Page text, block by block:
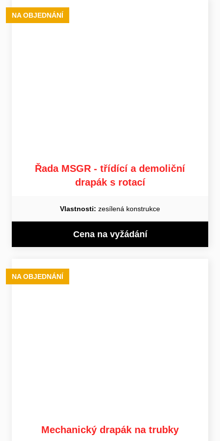
NA OBJEDNÁNÍ
Řada MSGR - třídící a demoliční
drapák s rotací
Vlastnosti: zesílená konstrukce
Cena na vyžádání
NA OBJEDNÁNÍ
Mechanický drapák na trubky